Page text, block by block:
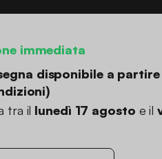
immediata
disponibile a partire
)
tra il lunedì 17 agosto e il